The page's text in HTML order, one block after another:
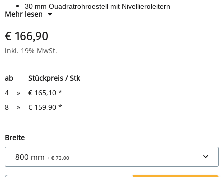
30 mm Quadratrohrgestell mit Nivelliergleitern
Farbe: RAL 7035 lichtgrau
Mehr lesen
€ 166,90
inkl. 19% MwSt.
ab
Stückpreis / Stk
4
» € 165,10 *
8
» € 159,90 *
Breite
800 mm + € 73,00